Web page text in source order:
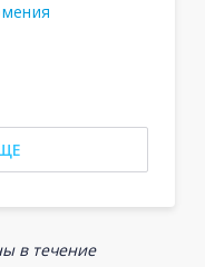
в течение